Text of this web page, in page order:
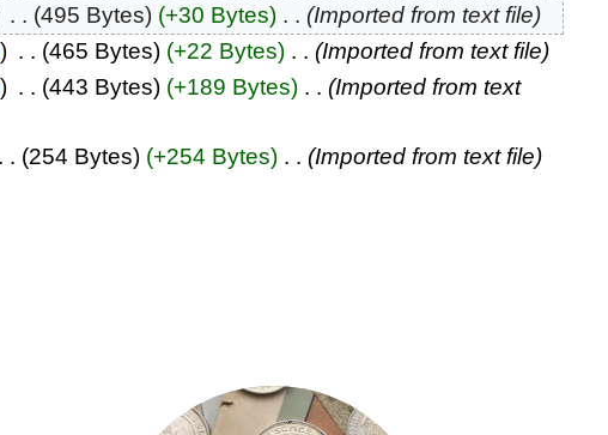
495 Bytes +30 Bytes ‎
Imported from text file
465 Bytes +22 Bytes ‎
Imported from text file
443 Bytes +189 Bytes ‎
Imported from text
254 Bytes +254 Bytes ‎ Imported from text file